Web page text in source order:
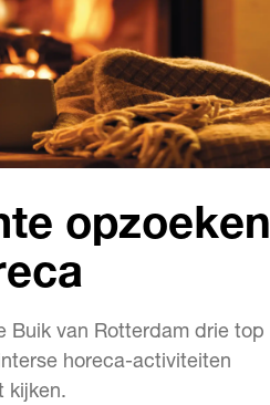
opzoeken
Buik van Rotterdam drie top
horeca-activiteiten
kijken.